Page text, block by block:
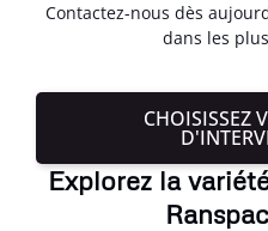
Contactez-nous dès
dans les
CHOISISSEZ
Explorez la